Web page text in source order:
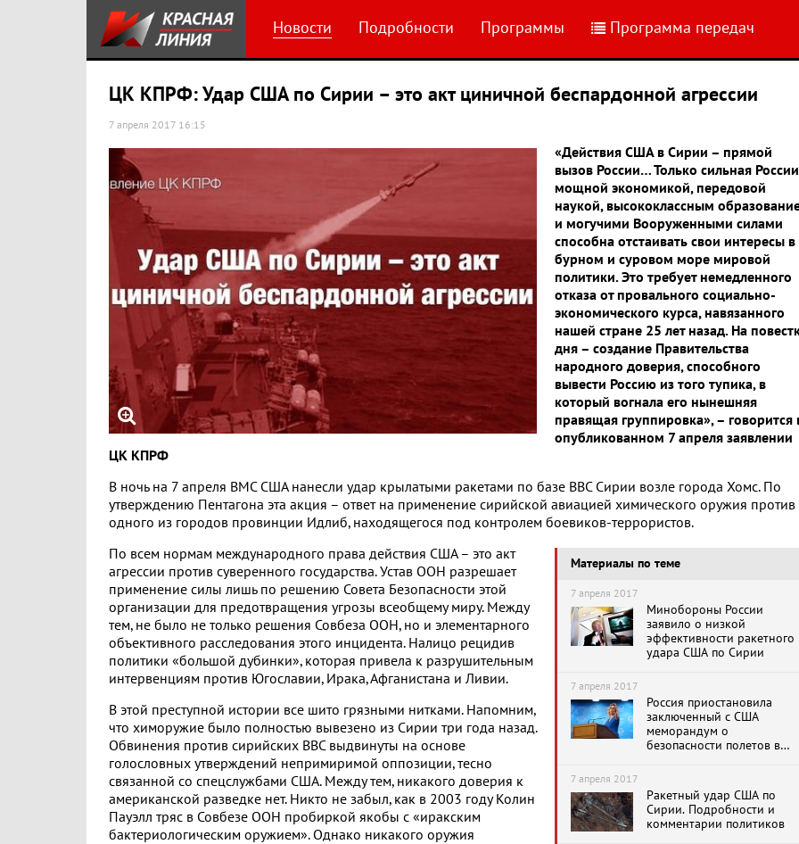
Новости Подробности Программы Программа передач
ЦК КПРФ: Удар США по Сирии – это акт циничной беспардонной агрессии
7 апреля 2017 16:15
«Действия США в Сирии – прямой
вызов России… Только сильная
мощной экономикой, передовой
наукой, высококлассным
и могучими Вооруженными силами
способна отстаивать свои интересы в
бурном и суровом море мировой
политики. Это требует немедленного
отказа от провального социально-
экономического курса, навязанного
нашей стране 25 лет назад. На
дня – создание Правительства
народного доверия, способного
вывести Россию из того тупика, в
который вогнала его нынешняя
правящая группировка», – говорится
опубликованном 7 апреля заявлении
ЦК КПРФ
В ночь на 7 апреля ВМС США нанесли удар крылатыми ракетами по базе ВВС Сирии возле города Хомс. По
утверждению Пентагона эта акция – ответ на применение сирийской авиацией химического оружия против
одного из городов провинции Идлиб, находящегося под контролем боевиков-террористов.
Материалы по теме
7 апреля 2017
Минобороны России
заявило о низкой
эффективности ракетного
удара США по Сирии
7 апреля 2017
Россия приостановила
заключенный с США
меморандум о
безопасности полетов в
7 апреля 2017
Ракетный удар США по
Сирии. Подробности и
комментарии политиков
По всем нормам международного права действия США – это акт
агрессии против суверенного государства. Устав ООН разрешает
применение силы лишь по решению Совета Безопасности этой
организации для предотвращения угрозы всеобщему миру. Между
тем, не было не только решения Совбеза ООН, но и элементарного
объективного расследования этого инцидента. Налицо рецидив
политики «большой дубинки», которая привела к разрушительным
интервенциям против Югославии, Ирака, Афганистана и Ливии.
В этой преступной истории все шито грязными нитками. Напомним,
что химоружие было полностью вывезено из Сирии три года назад.
Обвинения против сирийских ВВС выдвинуты на основе
голословных утверждений непримиримой оппозиции, тесно
связанной со спецслужбами США. Между тем, никакого доверия к
американской разведке нет. Никто не забыл, как в 2003 году Колин
Пауэлл тряс в Совбезе ООН пробиркой якобы с «иракским
бактериологическим оружием». Однако никакого оружия